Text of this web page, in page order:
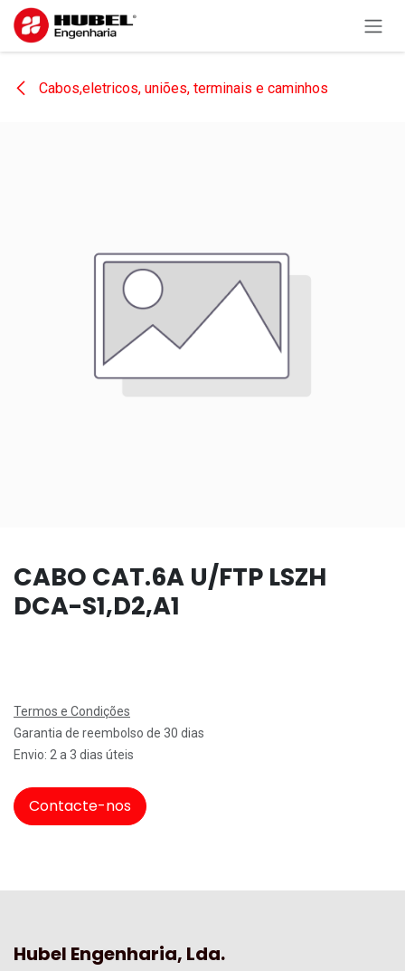
Pular para o conteúdo
Cabos,eletricos, uniões, terminais e caminhos
CABO CAT.6A U/FTP LSZH
DCA-S1,D2,A1
Termos e Condições
Garantia de reembolso de 30 dias
Envio: 2 a 3 dias úteis
Contacte-nos
Hubel Engenharia, Lda.